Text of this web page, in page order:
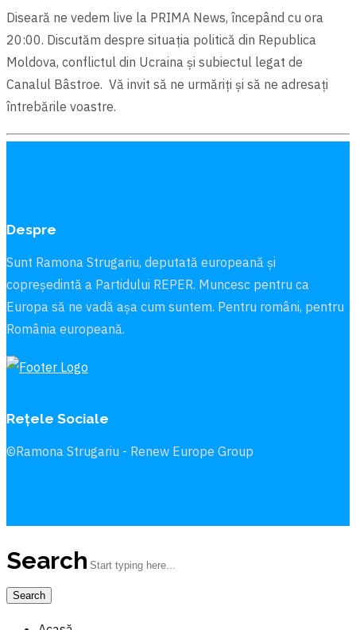
Diseară ne vedem live la PRIMA News, începând cu ora
20:00. Discutăm despre situația politică din Republica
Moldova, conflictul din Ucraina și subiectul legat de
Canalul Bâstroe. Vă invit să ne urmăriți și să ne adresați
întrebările voastre.
Despre
Sunt Ramona Strugariu, deputată europeană și
copreședintă a Partidului REPER. Muncesc pentru ca
Europa să ne vadă aşa cum suntem. Pentru români, pentru
România europeană.
Rețele Sociale
©Ramona Strugariu - Renew Europe Group
Search